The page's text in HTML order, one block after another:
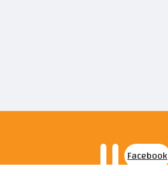
Facebook